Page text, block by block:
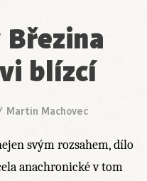
blízcí
Martin Machovec
svým rozsahem, dílo
anachronické v tom